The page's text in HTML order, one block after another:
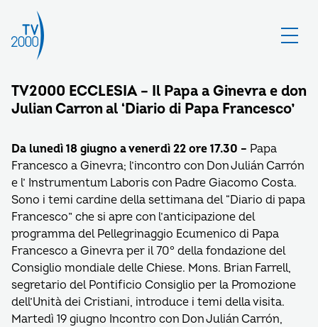
TV2000 ECCLESIA – Il Papa a Ginevra e don
Julian Carron al ‘Diario di Papa Francesco’
Da lunedì 18 giugno a venerdì 22 ore 17.30 – Papa
Francesco a Ginevra; l’incontro con Don Julián Carrón
e l’ Instrumentum Laboris con Padre Giacomo Costa.
Sono i temi cardine della settimana del “Diario di papa
Francesco” che si apre con l’anticipazione del
programma del Pellegrinaggio Ecumenico di Papa
Francesco a Ginevra per il 70° della fondazione del
Consiglio mondiale delle Chiese. Mons. Brian Farrell,
segretario del Pontificio Consiglio per la Promozione
dell’Unità dei Cristiani, introduce i temi della visita.
Martedì 19 giugno Incontro con Don Julián Carrón,